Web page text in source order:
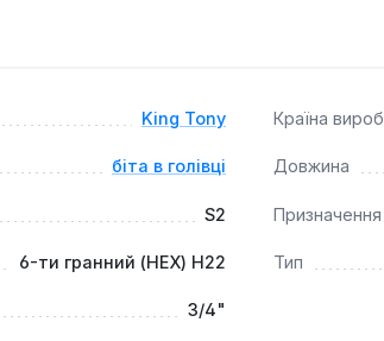
King Tony Країна
біта в голівці Довжина
S2 Призначення
6-ти гранний (HEX) Н22 Тип
3/4"